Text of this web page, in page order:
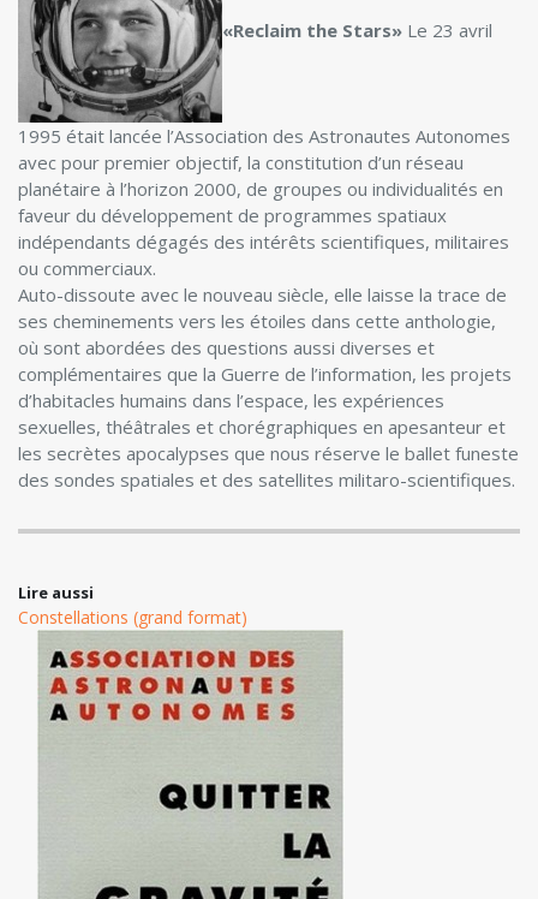
«Reclaim the Stars» Le 23 avril
1995 était lancée l’Association des Astronautes Autonomes
avec pour premier objectif, la constitution d’un réseau
planétaire à l’horizon 2000, de groupes ou individualités en
faveur du développement de programmes spatiaux
indépendants dégagés des intérêts scientifiques, militaires
ou commerciaux.
Auto-dissoute avec le nouveau siècle, elle laisse la trace de
ses cheminements vers les étoiles dans cette anthologie,
où sont abordées des questions aussi diverses et
complémentaires que la Guerre de l’information, les projets
d’habitacles humains dans l’espace, les expériences
sexuelles, théâtrales et chorégraphiques en apesanteur et
les secrètes apocalypses que nous réserve le ballet funeste
des sondes spatiales et des satellites militaro­-scientifiques.
Lire aussi
Constellations (grand format)